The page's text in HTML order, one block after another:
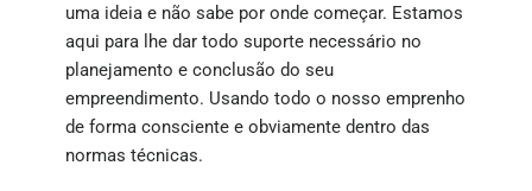
uma ideia e não sabe por onde começar. Estamos
aqui para lhe dar todo suporte necessário no
planejamento e conclusão do seu
empreendimento. Usando todo o nosso emprenho
de forma consciente e obviamente dentro das
normas técnicas.